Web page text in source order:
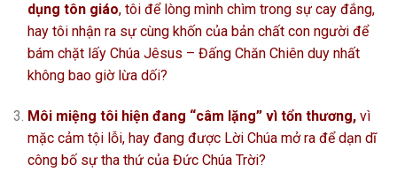
dụng tôn giáo, tôi để lòng mình chìm trong sự cay đắng,
hay tôi nhận ra sự cùng khốn của bản chất con người để
bám chặt lấy Chúa Jêsus – Đấng Chăn Chiên duy nhất
không bao giờ lừa dối?
Môi miệng tôi hiện đang “câm lặng” vì tổn thương,vì
mặc cảm tội lỗi, hay đang được Lời Chúa mở ra để dạn dĩ
công bố sự tha thứ của Đức Chúa Trời?